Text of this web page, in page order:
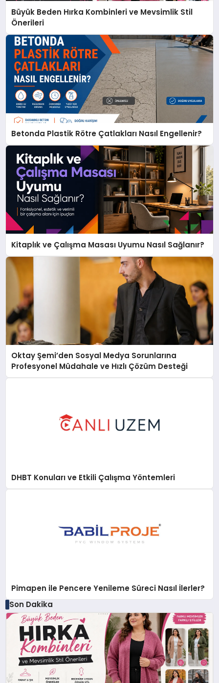
Büyük Beden Hırka Kombinleri ve Mevsimlik Stil
Önerileri
Betonda Plastik Rötre Çatlakları Nasıl Engellenir?
Kitaplık ve Çalışma Masası Uyumu Nasıl Sağlanır?
Oktay Şemi’den Sosyal Medya Sorunlarına
Profesyonel Müdahale ve Hızlı Çözüm Desteği
DHBT Konuları ve Etkili Çalışma Yöntemleri
Pimapen ile Pencere Yenileme Süreci Nasıl İlerler?
Son Dakika